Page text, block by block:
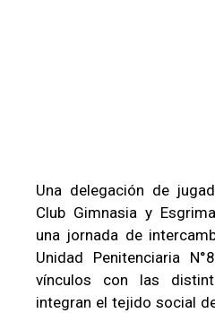
Una delegación de
Club Gimnasia y
una jornada de
Unidad Penitenciaria
vínculos con las
integran el tejido social